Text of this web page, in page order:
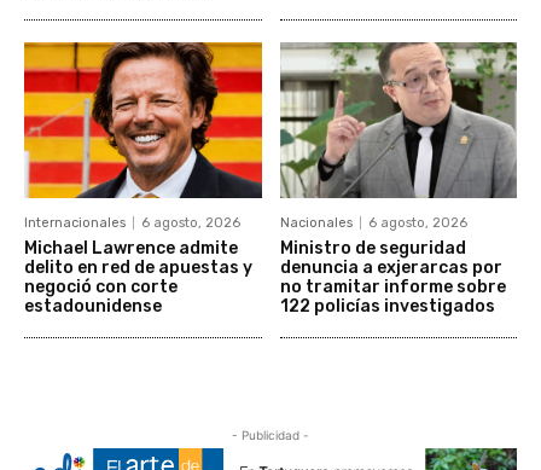
Internacionales 6 agosto, 2026
Michael Lawrence admite
delito en red de apuestas y
negoció con corte
estadounidense
Nacionales 6 agosto, 2026
Ministro de seguridad
denuncia a exjerarcas por
no tramitar informe sobre
122 policías investigados
- Publicidad -